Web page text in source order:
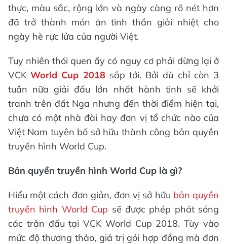
thực, màu sắc, rộng lớn và ngày càng rõ nét hơn
đã trở thành món ăn tinh thần giải nhiệt cho
ngày hè rực lửa của người Việt.
Tuy nhiên thói quen ấy có nguy cơ phải dừng lại ở
VCKWorld Cup 2018sắp tới. Bởi dù chỉ còn 3
tuần nữa giải đấu lớn nhất hành tinh sẽ khởi
tranh trên đất Nga nhưng đến thời điểm hiện tại,
chưa có một nhà đài hay đơn vị tổ chức nào của
Việt Nam tuyên bố sở hữu thành công bản quyền
truyền hình World Cup.
Bản quyền truyền hình World Cup là gì?
Hiểu một cách đơn giản, đơn vị sở hữu bản quyền
truyền hình World Cup sẽ được phép phát sóng
các trận đấu tại VCK World Cup 2018. Tùy vào
mức độ thương thảo, giá trị gói hợp đồng mà đơn